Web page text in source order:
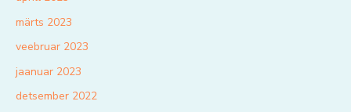
märts 2023
veebruar 2023
jaanuar 2023
detsember 2022